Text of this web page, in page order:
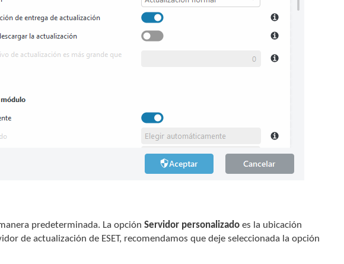
predeterminada. La opciónServidor personalizado es la ubicación
de actualización de ESET, recomendamos que deje seleccionada la opción